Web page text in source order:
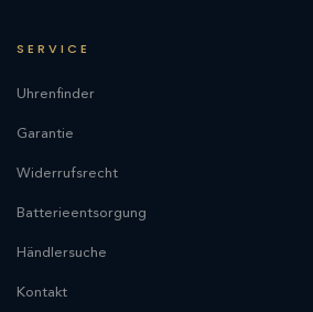
SERVICE
Uhrenfinder
Garantie
Widerrufsrecht
Batterieentsorgung
Händlersuche
Kontakt